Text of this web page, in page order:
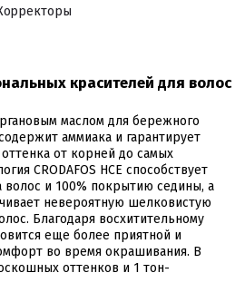
красителей для волос
маслом для бережного
аммиака и гарантирует
от корней до самых
CRODAFOS HCE способствует
волос и 100% покрытию седины, а
невероятную шелковистую
Благодаря восхитительному
еще более приятной и
во время окрашивания. В
оттенков и 1 тон-